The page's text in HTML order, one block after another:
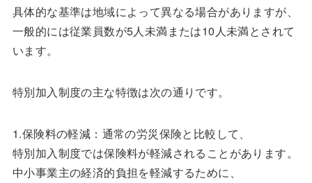
具体的な基準は地域によって異なる場合がありますが、
一般的には従業員数が5人未満または10人未満とされて
います。
特別加入制度の主な特徴は次の通りです。
1.保険料の軽減：通常の労災保険と比較して、
特別加入制度では保険料が軽減されることがあります。
中小事業主の経済的負担を軽減するために、